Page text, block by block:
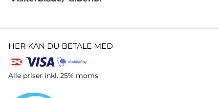
HER KAN DU BETALE MED
Alle priser inkl. 25% moms